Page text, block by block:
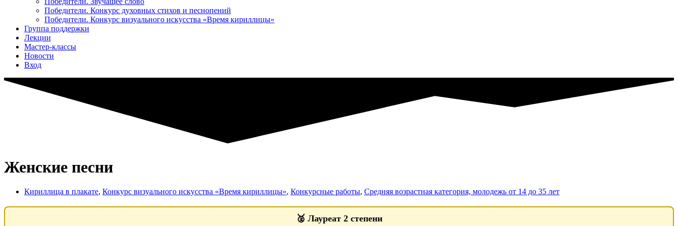
Победители. Конкурс духовных стихов и песнопений
Победители. Конкурс визуального искусства «Время кириллицы»
Группа поддержки
Лекции
Мастер-классы
Новости
Вход
Женские песни
Кириллица в плакате, Конкурс визуального искусства «Время кириллицы», Конкурсные работы, Средняя возрастная категория, молодежь от 14 до 35 лет
🥈 Лауреат 2 степени